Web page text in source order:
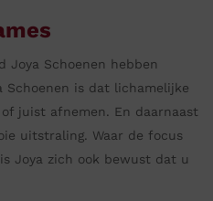
Joya Schoenen hebben
Schoenen is dat lichamelijke
juist afnemen. En daarnaast
uitstraling. Waar de focus
Joya zich ook bewust dat u